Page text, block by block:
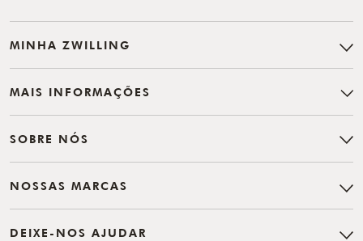
MINHA ZWILLING
MAIS INFORMAÇÕES
SOBRE NÓS
NOSSAS MARCAS
DEIXE-NOS AJUDAR